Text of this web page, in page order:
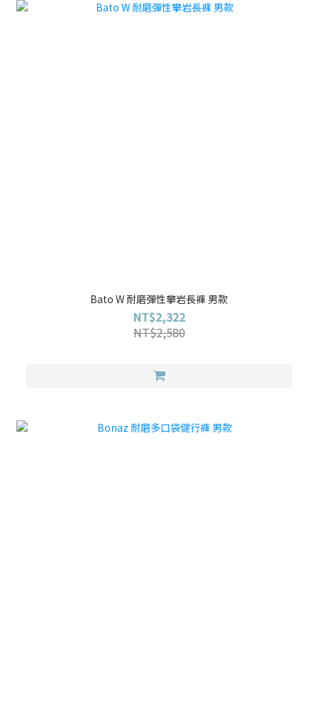
Bato W 耐磨彈性攀岩長褲 男款
NT$2,322
NT$2,580